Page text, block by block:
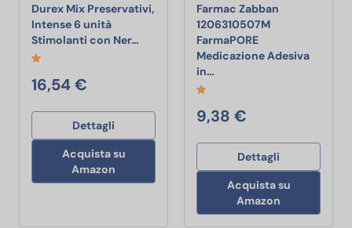
Durex Mix Preservativi,
Intense 6 unità
Stimolanti con Ner… Durex Mix Preservativi, Intense 6
16,54 €
Dettagli
Acquista su
Amazon
Farmac Zabban
1206310507M
FarmaPORE
Medicazione Adesiva
in…
9,38 €
Dettagli
Acquista su
Amazon